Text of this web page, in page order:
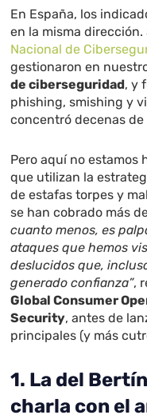
En España, los
en la misma
Nacional de
gestionaron en
de ciberseguridad, y
phishing, smishing y
concentró decenas de
Pero aquí no estamos
que utilizan la
de estafas torpes y
se han cobrado más
cuanto menos, es
ataques que hemos
deslucidos que,
generado confianza”,
Global Consumer
Security, antes de
principales (y más
1. La del
charla con el